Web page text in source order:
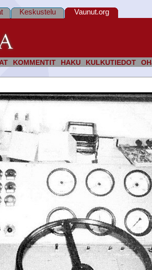
KOMMENTIT HAKU KULKUTIEDOT
Keskustelu Vaunut.org